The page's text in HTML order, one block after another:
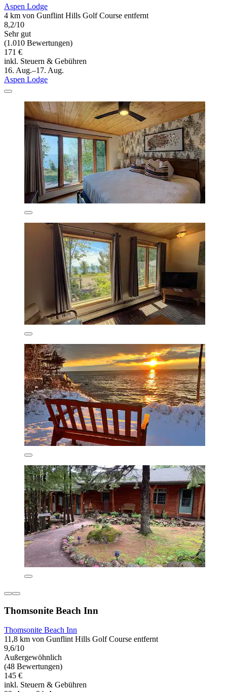
Aspen Lodge
4 km von Gunflint Hills Golf Course entfernt
8,2/10
Sehr gut
(1.010 Bewertungen)
171 €
inkl. Steuern & Gebühren
16. Aug.–17. Aug.
Aspen Lodge
Thomsonite Beach Inn
Thomsonite Beach Inn
11,8 km von Gunflint Hills Golf Course entfernt
9,6/10
Außergewöhnlich
(48 Bewertungen)
145 €
inkl. Steuern & Gebühren